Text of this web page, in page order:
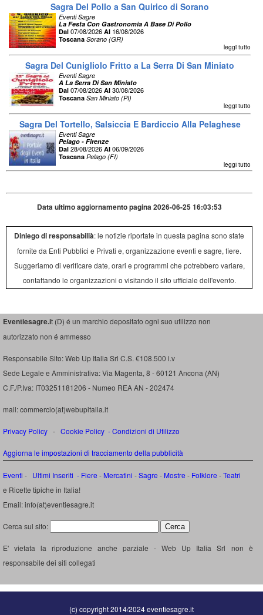
Sagra Del Pollo a San Quirico di Sorano
Eventi Sagre
La Festa Con Gastronomia A Base Di Pollo
Dal 07/08/2026 Al 16/08/2026
Toscana Sorano (GR)
leggi tutto
Sagra Del Cunigliolo Fritto a La Serra Di San Miniato
Eventi Sagre
A La Serra Di San Miniato
Dal 07/08/2026 Al 30/08/2026
Toscana San Miniato (PI)
leggi tutto
Sagra Del Tortello, Salsiccia E Bardiccio Alla Pelaghese
Eventi Sagre
Pelago - Firenze
Dal 28/08/2026 Al 06/09/2026
Toscana Pelago (FI)
leggi tutto
Data ultimo aggiornamento pagina 2026-06-25 16:03:53
Diniego di responsabilià: le notizie riportate in questa pagina sono state
fornite da Enti Pubblici e Privati e, organizzazione eventi e sagre, fiere.
Suggeriamo di verificare date, orari e programmi che potrebbero variare,
contattando le organizzazioni o visitando il sito ufficiale dell'evento.
Eventiesagre.it (D) é un marchio depositato ogni suo utilizzo non
autorizzato non é ammesso
Responsabile Sito: Web Up Italia Srl C.S. €108.500 i.v
Sede Legale e Amministrativa: Via Magenta, 8 - 60121 Ancona (AN)
C.F./P.Iva: IT03251181206 - Numeo REA AN - 202474
mail: commercio(at)webupitalia.it
Privacy Policy - Cookie Policy -Condizioni di Utilizzo
Aggiorna le impostazioni di tracciamento della pubblicità
Eventi - Ultimi Inseriti - Fiere - Mercatini -Sagre - Mostre - Folklore -Teatri
e Ricette tipiche in Italia!
Email: info(at)eventiesagre.it
Cerca sul sito:
E' vietata la riproduzione anche parziale - Web Up Italia Srl non è
responsabile dei siti collegati
(c) copyright 2014/2024 eventiesagre.it